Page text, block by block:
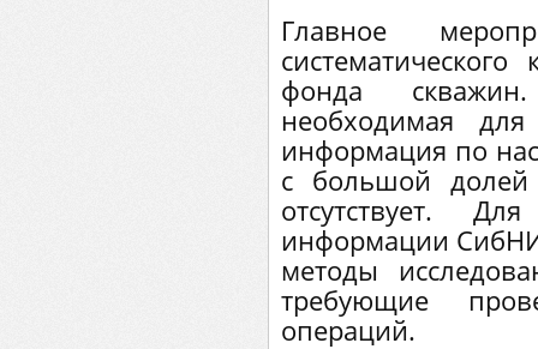
Главное
фонда
необходимая для
информация по
с большой
отсутствует.
информации
методы
требующие
операций.